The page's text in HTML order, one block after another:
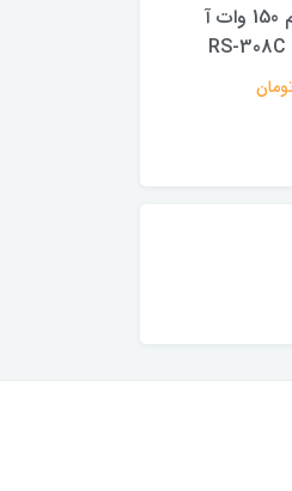
بخاری آکواریوم 150 وات آ